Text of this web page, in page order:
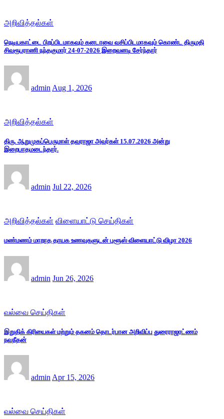
அறிவித்தல்கள்
நெடியகாட்டை பிறப்பிடமாகவும் கனடாவை வசிப்பிடமாகவும் கொண்ட திருமதி
சிவரூபராணி நந்தகுமார் 24-07-2026 இறைவனடி சேர்ந்தார்
admin Aug 1, 2026
அறிவித்தல்கள்
திரு. ஆறுமுகப்பெருமாள் தவராஜா அவர்கள் 15.07.2026 அன்று
இறைபாதமடைந்தார்.
admin Jul 22, 2026
அறிவித்தல்கள் விளையாட்டு செய்திகள்
மண்மணம் மாறாத தாயக உணவுகளுடன் புளூஸ் விளையாட்டு விழா 2026
admin Jun 26, 2026
வல்வை செய்திகள்
இறுதிக் கிரியைகள் மற்றும் தகனம் தொடர்பான அறிவிப்பு துரைராஜரட்ணம்
நவநீதன்
admin Apr 15, 2026
வல்வை செய்திகள்